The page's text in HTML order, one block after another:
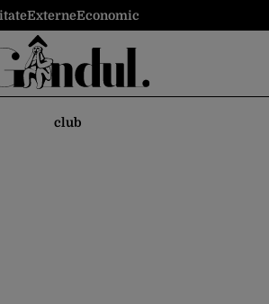
ExterneEconomic
club